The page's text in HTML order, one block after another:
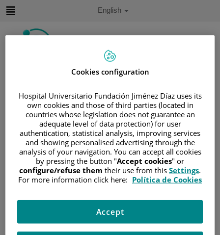
Search
Language
selector
Active
English
Home/PATIENT AREA
UNDERSTANDING CANCER
/PATIENT INFORMATION AND SUPPORT
/FUNCTIONAL AREAS
HEMATOLOGIC MALIGNANCIES
/LEUKEMIA/ACUTE MYELOID LEUKEMIA
Leucemia Aguda Promielocítica
(LAP)
Cookies configuration
Hospital Universitario Fundación Jiménez Díaz uses its
own cookies and those of third parties (located in
countries whose legislation does not guarantee an
adequate level of data protection) for user
authentication, statistical analysis, improving services
and showing personalised advertising through the
analysis of your navigation. You can accept all cookies
by pressing the button "Accept cookies" or
configure/refuse them their use from this Settings.
For more information click here: Política de Cookies
Accept